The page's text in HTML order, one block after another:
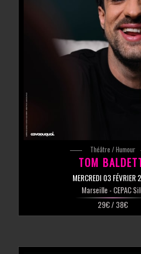
Théâtre / Humour
TOM
MERCREDI 03 FÉVRIER
Marseille - CEPAC
29€ / 38€